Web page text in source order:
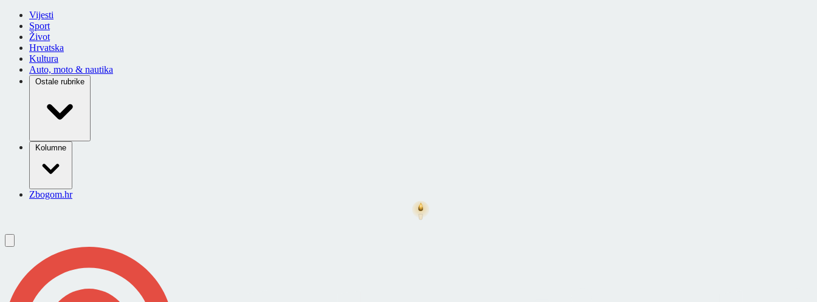
Vijesti
Sport
Život
Hrvatska
Kultura
Auto, moto & nautika
Ostale rubrike
Kolumne
Zbogom.hr